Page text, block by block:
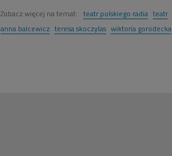
Zobacz więcej na temat: teatr polskiego radia teatr
anna balcewicz teresa skoczylas wiktoria gorodecka